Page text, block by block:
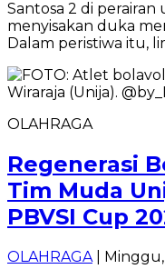
Santosa 2 di
menyisakan duka
Dalam peristiwa itu,
OLAHRAGA
Regenerasi
Tim Muda
PBVSI Cup
OLAHRAGA |